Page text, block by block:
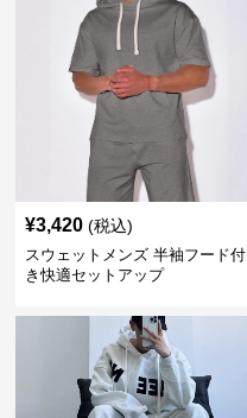
¥3,420 (税込)
スウェットメンズ 半袖フード付
き快適セットアップ